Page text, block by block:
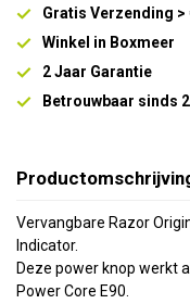
Gratis Verzending >
Winkel in Boxmeer
2 Jaar Garantie
Betrouwbaar sinds
Vervangbare Razor
Indicator.
Deze power knop werkt
Power Core E90.